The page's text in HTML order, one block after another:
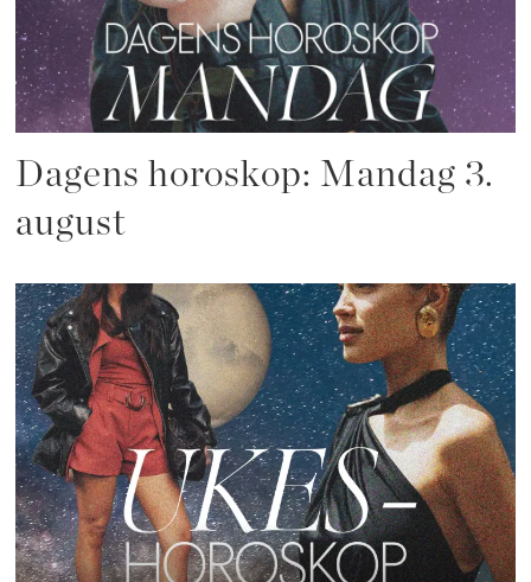
Dagens horoskop: Mandag 3.
august